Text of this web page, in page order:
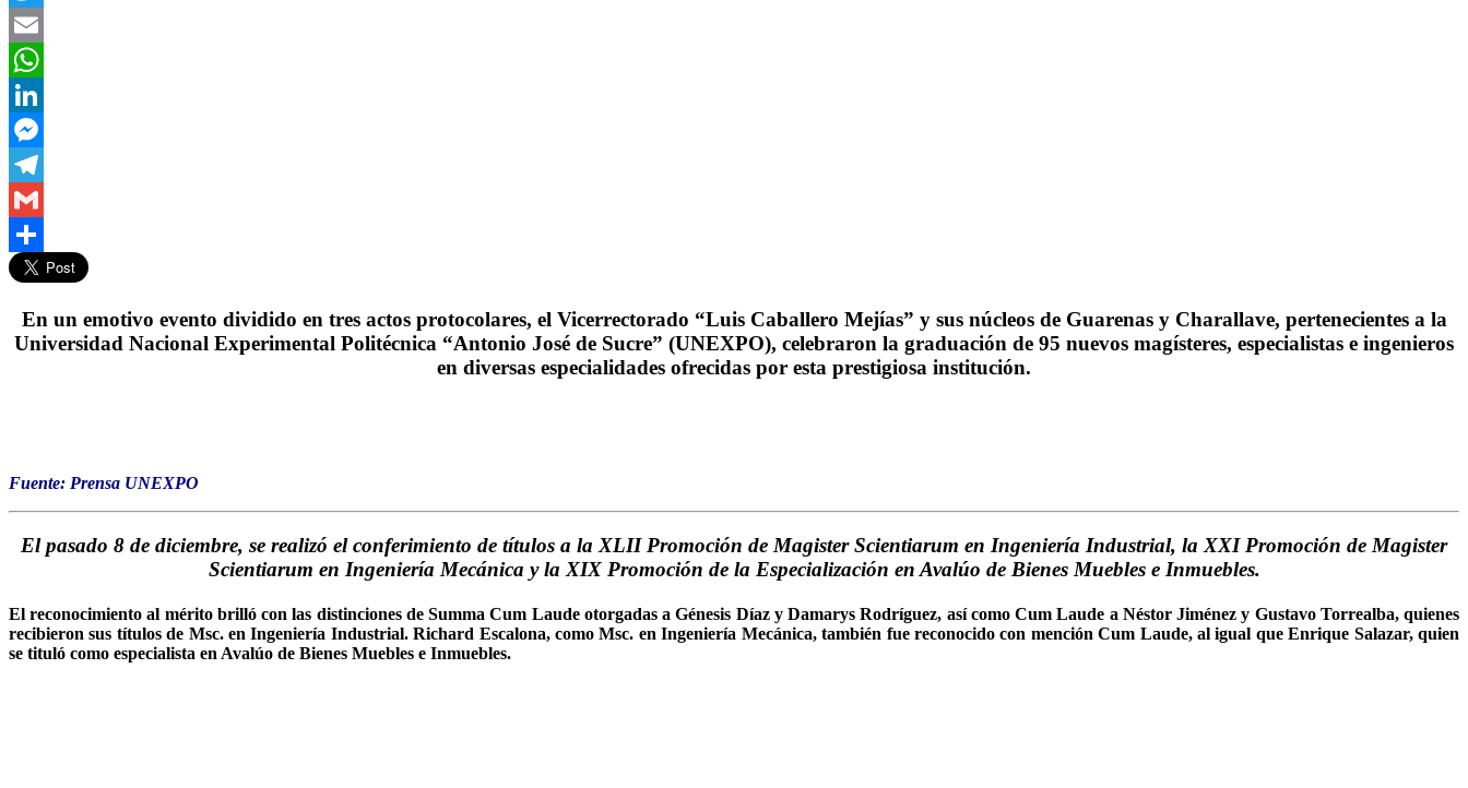
Twitter
Email
WhatsApp
LinkedIn
Messenger
Telegram
Gmail
Compartir
En un emotivo evento dividido en tres actos protocolares, el Vicerrectorado “Luis Caballero Mejías” y sus núcleos de Guarenas y Charallave, pertenecientes a la
Universidad Nacional Experimental Politécnica “Antonio José de Sucre” (UNEXPO), celebraron la graduación de 95 nuevos magísteres, especialistas e ingenieros
en diversas especialidades ofrecidas por esta prestigiosa institución.
Fuente: Prensa UNEXPO
El pasado 8 de diciembre, se realizó el conferimiento de títulos a la XLII Promoción de Magister Scientiarum en Ingeniería Industrial, la XXI Promoción de Magister
Scientiarum en Ingeniería Mecánica y la XIX Promoción de la Especialización en Avalúo de Bienes Muebles e Inmuebles.
El reconocimiento al mérito brilló con las distinciones de Summa Cum Laude otorgadas a Génesis Díaz y Damarys Rodríguez, así como Cum Laude a Néstor Jiménez y Gustavo Torrealba, quienes
recibieron sus títulos de Msc. en Ingeniería Industrial. Richard Escalona, como Msc. en Ingeniería Mecánica, también fue reconocido con mención Cum Laude, al igual que Enrique Salazar, quien
se tituló como especialista en Avalúo de Bienes Muebles e Inmuebles.